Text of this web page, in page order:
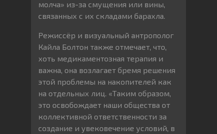
молча» из-за смущения или вины,
связанных с их складами барахла.
Режиссёр и визуальный антрополог
Кайла Болтон также отмечает, что,
хоть медикаментозная терапия и
важна, она возлагает бремя решения
этой проблемы на накопителей как
на отдельных лиц. «Таким образом,
это освобождает наши общества от
коллективной ответственности за
создание и увековечение условий, в